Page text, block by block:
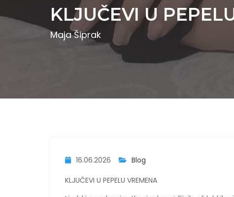
KLJUČEVI U
Maja Šiprak
16.06.2026 Blog
KLJUČEVI U PEPELU VREMENA